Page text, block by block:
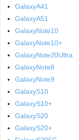
GalaxyA41
GalaxyA51
GalaxyNote10
GalaxyNote10+
GalaxyNote20Ultra
GalaxyNote8
GalaxyNote9
GalaxyS10
GalaxyS10+
GalaxyS20
GalaxyS20+